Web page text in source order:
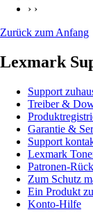
› ›
Zurück zum Anfang
Lexmark
Support
Treiber &
Garantie &
Support
Lexmark
Patronen-
Zum Schutz
Ein Produkt
Konto-Hilfe